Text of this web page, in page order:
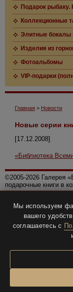
Подарок рыбаку.
Коллекционные
Элитные бокалы
Изделия из
Фотоальбомы
VIP-подарки
Главная > Новости
Новые серии
[17.12.2008]
«Библиотека
©2005-2026 Галерея
подарочные книги в
Политика
Все права защищены.
Разработка и дизайн
Мы используем
вашего
соглашаетесь с